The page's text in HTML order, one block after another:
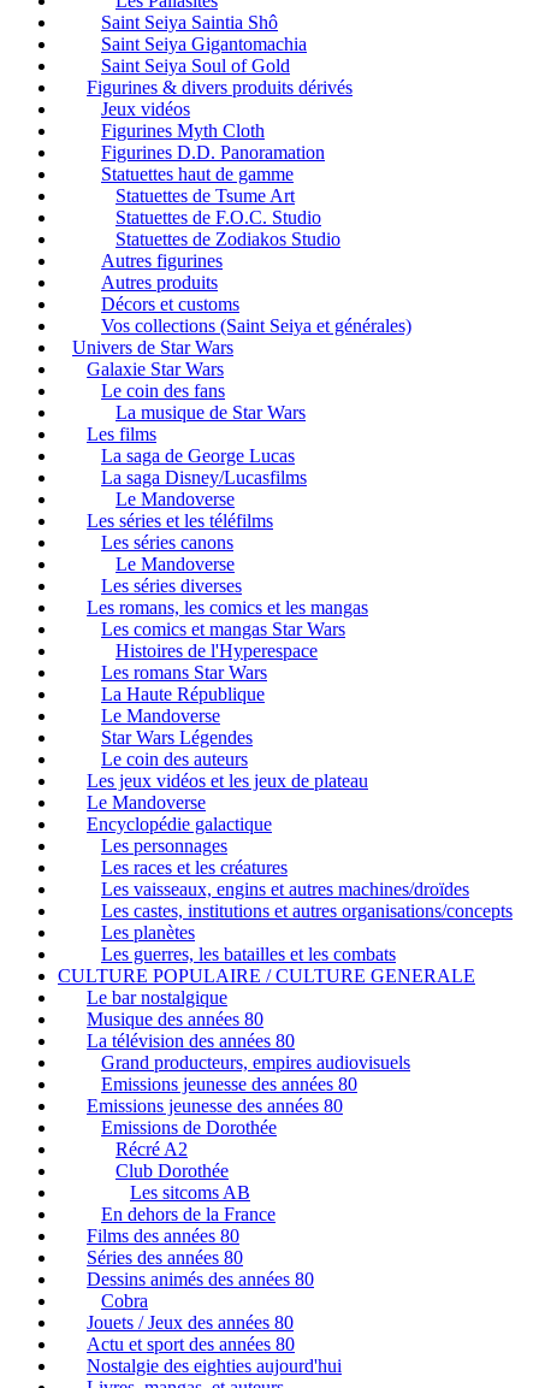
Saint Seiya Saintia Shô
Saint Seiya Gigantomachia
Saint Seiya Soul of Gold
Figurines & divers produits dérivés
Jeux vidéos
Figurines Myth Cloth
Figurines D.D. Panoramation
Statuettes haut de gamme
Statuettes de Tsume Art
Statuettes de F.O.C. Studio
Statuettes de Zodiakos Studio
Autres figurines
Autres produits
Décors et customs
Vos collections (Saint Seiya et générales)
Univers de Star Wars
Galaxie Star Wars
Le coin des fans
La musique de Star Wars
Les films
La saga de George Lucas
La saga Disney/Lucasfilms
Le Mandoverse
Les séries et les téléfilms
Les séries canons
Le Mandoverse
Les séries diverses
Les romans, les comics et les mangas
Les comics et mangas Star Wars
Histoires de l'Hyperespace
Les romans Star Wars
La Haute République
Le Mandoverse
Star Wars Légendes
Le coin des auteurs
Les jeux vidéos et les jeux de plateau
Le Mandoverse
Encyclopédie galactique
Les personnages
Les races et les créatures
Les vaisseaux, engins et autres machines/droïdes
Les castes, institutions et autres organisations/concepts
Les planètes
Les guerres, les batailles et les combats
CULTURE POPULAIRE / CULTURE GENERALE
Le bar nostalgique
Musique des années 80
La télévision des années 80
Grand producteurs, empires audiovisuels
Emissions jeunesse des années 80
Emissions jeunesse des années 80
Emissions de Dorothée
Récré A2
Club Dorothée
Les sitcoms AB
En dehors de la France
Films des années 80
Séries des années 80
Dessins animés des années 80
Cobra
Jouets / Jeux des années 80
Actu et sport des années 80
Nostalgie des eighties aujourd'hui